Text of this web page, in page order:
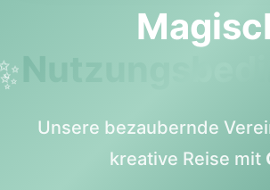
✨
Unsere bezaubernde
kreative Reise mit